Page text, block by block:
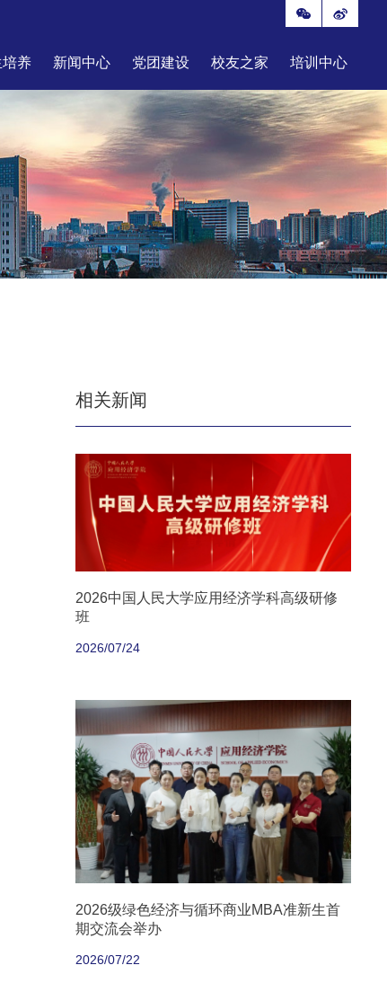
养 新闻中心 党团建设 校友之家 培训中心
相关新闻
2026中国人民大学应用经济学科高级研修
班
2026/07/24
2026级绿色经济与循环商业MBA准新生首
期交流会举办
2026/07/22